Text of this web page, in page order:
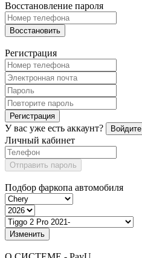
Восстановление пароля
Восстановить
Регистрация
Регистрация
У вас уже есть аккаунт? Войдите
Личный кабинет
Отправить пароль
Подбор фаркопа автомобиля
Изменить